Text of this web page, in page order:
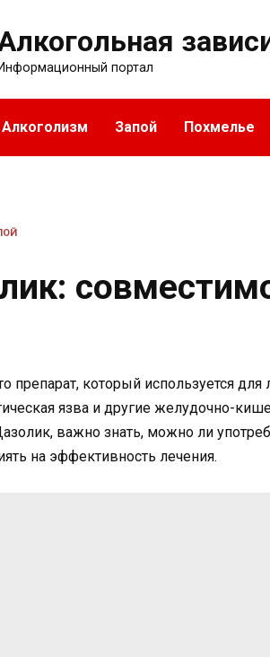
Информационный портал
Алкоголизм Запой Похмелье
препарат, который используется
язва и другие желудочно-
важно знать, можно ли
на эффективность лечения.